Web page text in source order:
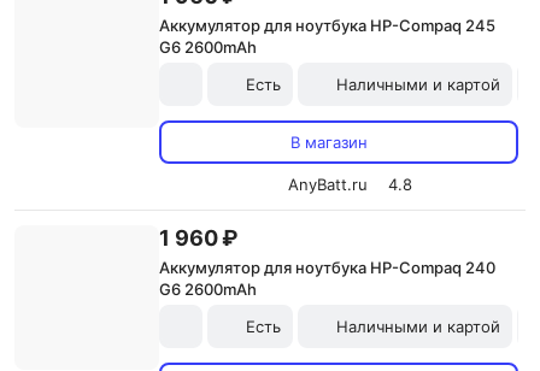
Аккумулятор для ноутбука HP-Compaq 245
G6 2600mAh
Есть
Наличными и картой
В магазин
AnyBatt.ru 4.8
1 960 ₽
Аккумулятор для ноутбука HP-Compaq 240
G6 2600mAh
Есть
Наличными и картой